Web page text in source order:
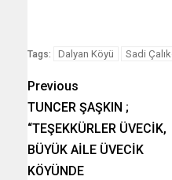
Tags: Dalyan Köyü Sadi
Previous
TUNCER ŞAŞKIN ;
“TEŞEKKÜRLER ÜVECİK,
BÜYÜK AİLE ÜVECİK
KÖYÜNDE